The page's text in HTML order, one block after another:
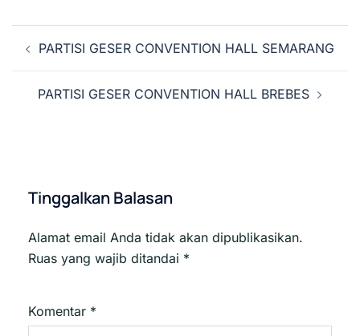
Tulisan
PARTISI GESER CONVENTION HALL SEMARANG
PARTISI GESER CONVENTION HALL BREBES
Tinggalkan Balasan
Alamat email Anda tidak akan dipublikasikan.
Ruas yang wajib ditandai *
Komentar *